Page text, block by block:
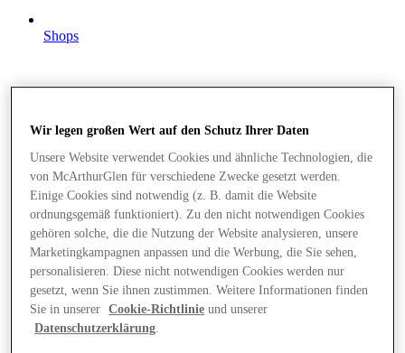
Shops
Wir legen großen Wert auf den Schutz Ihrer Daten
Unsere Website verwendet Cookies und ähnliche Technologien, die
von McArthurGlen für verschiedene Zwecke gesetzt werden.
Einige Cookies sind notwendig (z. B. damit die Website
ordnungsgemäß funktioniert). Zu den nicht notwendigen Cookies
gehören solche, die die Nutzung der Website analysieren, unsere
Marketingkampagnen anpassen und die Werbung, die Sie sehen,
personalisieren. Diese nicht notwendigen Cookies werden nur
gesetzt, wenn Sie ihnen zustimmen. Weitere Informationen finden
Sie in unserer
Cookie-Richtlinie und unserer
Datenschutzerklärung.